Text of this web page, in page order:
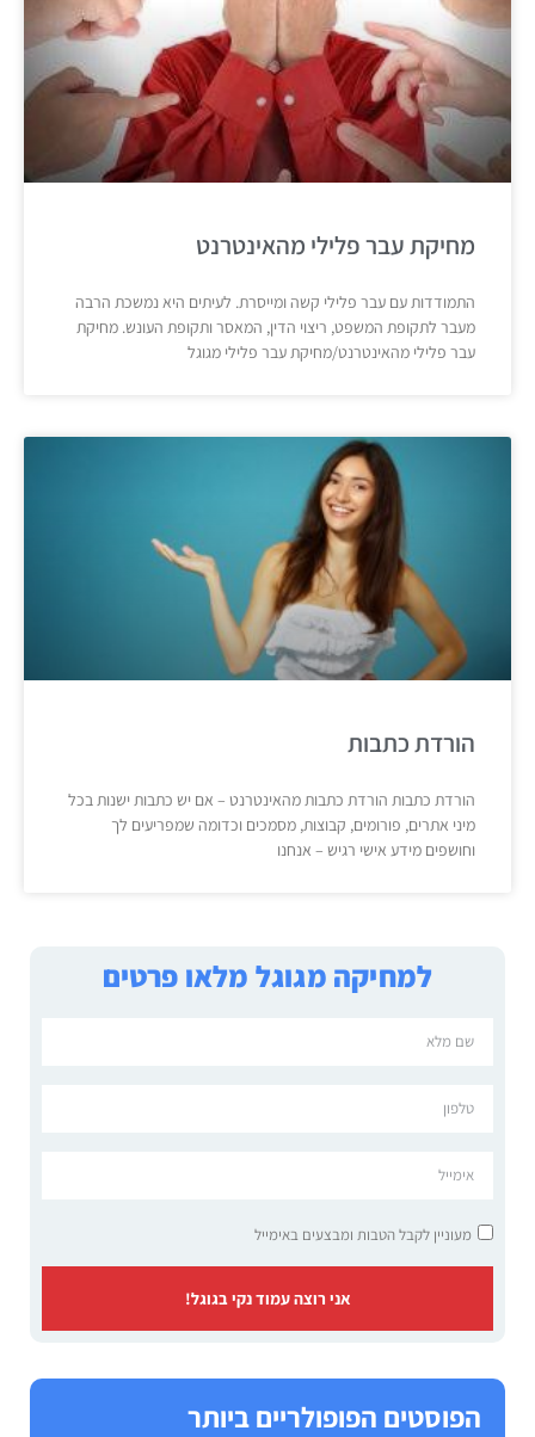
למחיקה מגוגל מלאו פרטים
מעוניין לקבל הטבות ומבצעים באימייל
אני רוצה עמוד נקי בגוגל!
הפוסטים הפופולריים ביותר
מחיקת עבר פלילי מהאינטרנט
התמודדות עם עבר פלילי קשה ומייסרת. לעיתים היא נמשכת הרבה
מעבר לתקופת המשפט, ריצוי הדין, המאסר ותקופת העונש. מחיקת
עבר פלילי מהאינטרנט/מחיקת עבר פלילי מגוגל
הורדת כתבות
הורדת כתבות הורדת כתבות מהאינטרנט – אם יש כתבות ישנות בכל
מיני אתרים, פורומים, קבוצות, מסמכים וכדומה שמפריעים לך
וחושפים מידע אישי רגיש – אנחנו